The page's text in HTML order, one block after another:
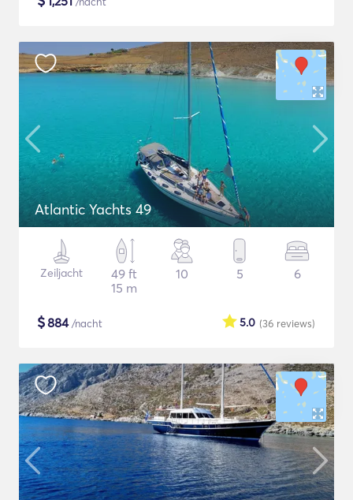
Atlantic Yachts 49
Zeiljacht
49 ft
15 m
10 5 6
$884/nacht (36 reviews)
5.0